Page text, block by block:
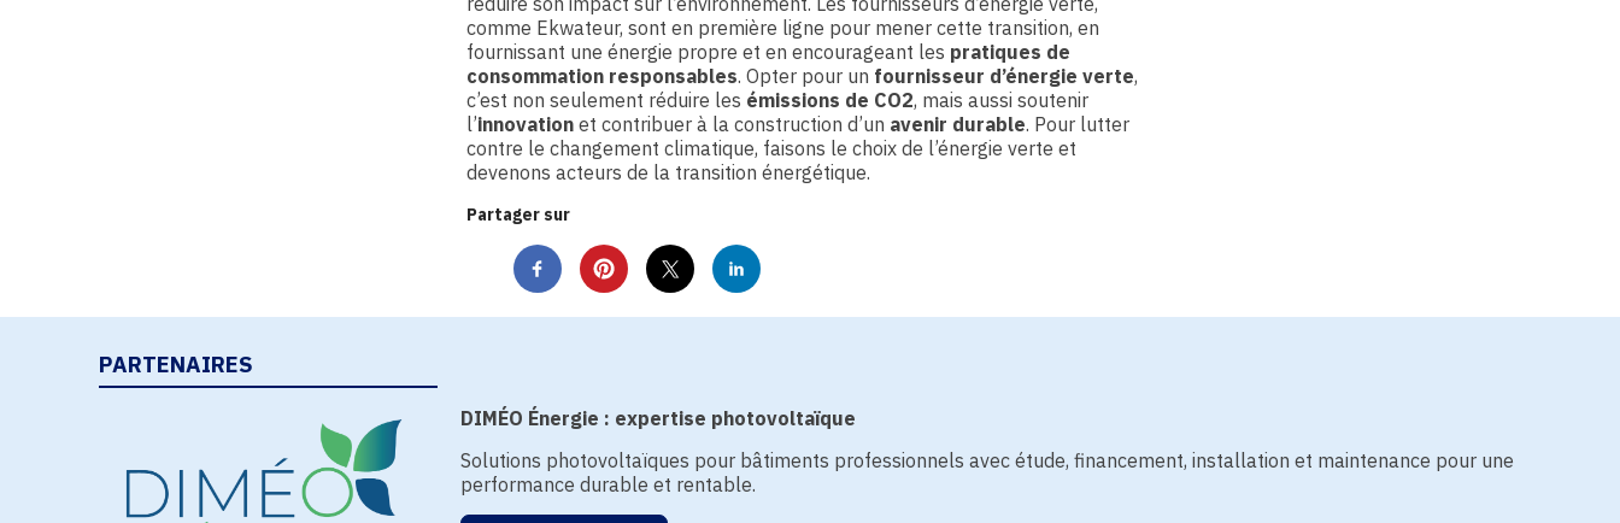
comme Ekwateur, sont en première ligne pour mener cette transition, en
fournissant une énergie propre et en encourageant les pratiques de
consommation responsables. Opter pour un fournisseur d’énergie verte,
c’est non seulement réduire les émissions de CO2, mais aussi soutenir
l’innovation et contribuer à la construction d’un avenir durable. Pour lutter
contre le changement climatique, faisons le choix de l’énergie verte et
devenons acteurs de la transition énergétique.
Partager sur
PARTENAIRES
DIMÉO Énergie : expertise photovoltaïque
Solutions photovoltaïques pour bâtiments professionnels avec étude, financement, installation et maintenance pour une
performance durable et rentable.